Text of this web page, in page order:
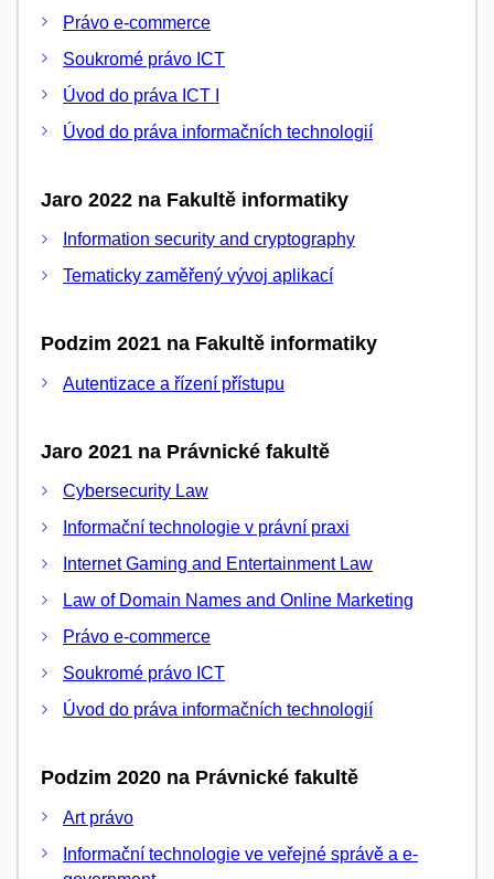
Právo e-commerce
Soukromé právo ICT
Úvod do práva ICT I
Úvod do práva informačních technologií
Jaro 2022 na Fakultě informatiky
Information security and cryptography
Tematicky zaměřený vývoj aplikací
Podzim 2021 na Fakultě informatiky
Autentizace a řízení přístupu
Jaro 2021 na Právnické fakultě
Cybersecurity Law
Informační technologie v právní praxi
Internet Gaming and Entertainment Law
Law of Domain Names and Online Marketing
Právo e-commerce
Soukromé právo ICT
Úvod do práva informačních technologií
Podzim 2020 na Právnické fakultě
Art právo
Informační technologie ve veřejné správě a e-